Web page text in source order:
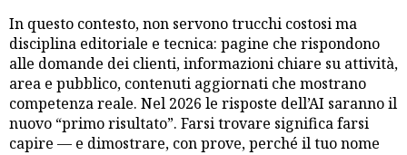
In questo contesto, non servono trucchi costosi ma
disciplina editoriale e tecnica: pagine che rispondono
alle domande dei clienti, informazioni chiare su attività,
area e pubblico, contenuti aggiornati che mostrano
competenza reale. Nel 2026 le risposte dell’AI saranno il
nuovo “primo risultato”. Farsi trovare significa farsi
capire — e dimostrare, con prove, perché il tuo nome